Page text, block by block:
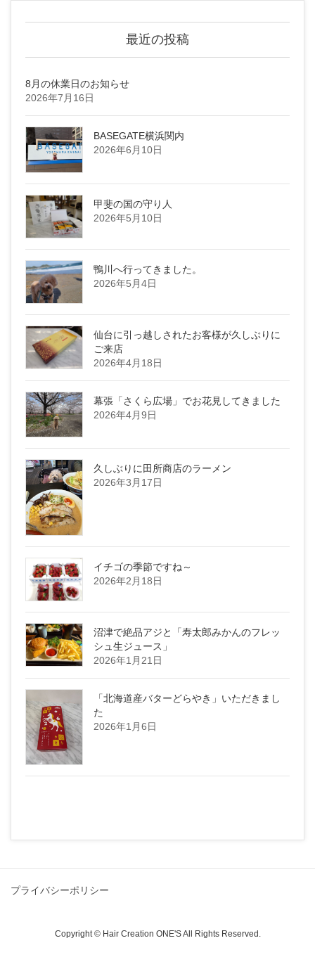
最近の投稿
8月の休業日のお知らせ
2026年7月16日
BASEGATE横浜関内
2026年6月10日
甲斐の国の守り人
2026年5月10日
鴨川へ行ってきました。
2026年5月4日
仙台に引っ越しされたお客様が久しぶりに
ご来店
2026年4月18日
幕張「さくら広場」でお花見してきました
2026年4月9日
久しぶりに田所商店のラーメン
2026年3月17日
イチゴの季節ですね～
2026年2月18日
沼津で絶品アジと「寿太郎みかんのフレッ
シュ生ジュース」
2026年1月21日
「北海道産バターどらやき」いただきまし
た
2026年1月6日
プライバシーポリシー
Copyright © Hair Creation ONE'S All Rights Reserved.